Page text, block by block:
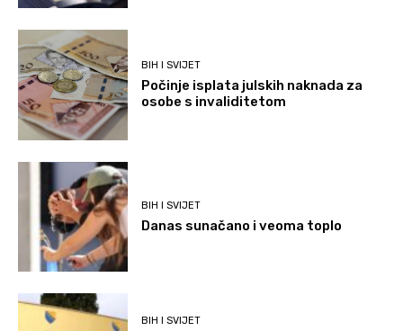
BIH I SVIJET
Počinje isplata julskih naknada za
osobe s invaliditetom
BIH I SVIJET
Danas sunačano i veoma toplo
BIH I SVIJET